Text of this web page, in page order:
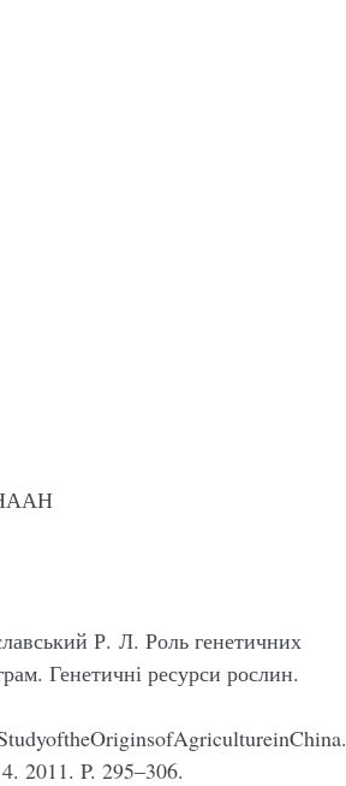
НААН
Р. Л. Роль генетичних
Генетичні ресурси рослин.
2011. P. 295–306.